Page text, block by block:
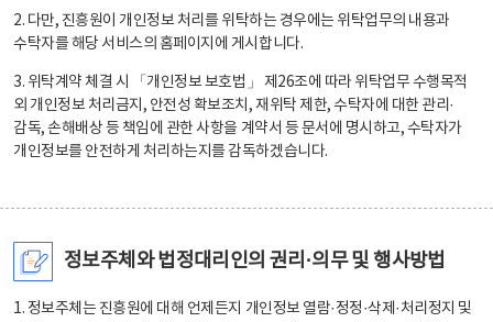
2. 다만, 진흥원이 개인정보 처리를 위탁하는 경우에는 위탁업무의 내용과
수탁자를 해당 서비스의 홈페이지에 게시합니다.
3. 위탁계약 체결 시 「개인정보 보호법」 제26조에 따라 위탁업무 수행목적
외 개인정보 처리금지, 안전성 확보조치, 재위탁 제한, 수탁자에 대한 관리·
감독, 손해배상 등 책임에 관한 사항을 계약서 등 문서에 명시하고, 수탁자가
개인정보를 안전하게 처리하는지를 감독하겠습니다.
정보주체와 법정대리인의 권리·의무 및 행사방법
1. 정보주체는 진흥원에 대해 언제든지 개인정보 열람·정정·삭제·처리정지 및